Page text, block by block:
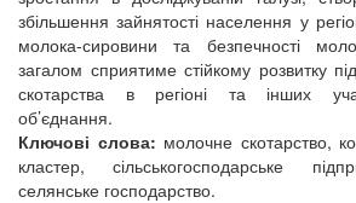
збільшення зайнятості населення у
молока-сировини та безпечності
загалом сприятиме стійкому розвитку
скотарства в регіоні та інших
об’єднання.
Ключові слова: молочне скотарство,
кластер, сільськогосподарське
селянське господарство.